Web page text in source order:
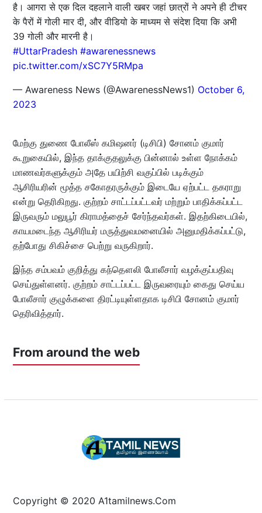
है। आगरा से एक दिल दहलाने वाली खबर जहां छात्रों ने अपने ही टीचर
के पैरों में गोली मार दी, और वीडियो के माध्यम से संदेश दिया कि अभी
39 गोली और मारनी है।
#UttarPradesh #awarenessnews
pic.twitter.com/xSC7Y5RMpa
— Awareness News (@AwarenessNews1) October 6,
2023
மேற்கு துணை போலீஸ் கமிஷனர் (டிசிபி) சோனம் குமார்
கூறுகையில், இந்த தாக்குதலுக்கு பின்னால் உள்ள நோக்கம்
மாணவர்களுக்கும் அதே பயிற்சி வகுப்பில் படிக்கும்
ஆசிரியரின் மூத்த சகோதரருக்கும் இடையே ஏற்பட்ட தகராறு
என்று தெரிகிறது. குற்றம் சாட்டப்பட்டவர் மற்றும் பாதிக்கப்பட்ட
இருவரும் மலுபூர் கிராமத்தைச் சேர்ந்தவர்கள். இதற்கிடையில்,
காயமடைந்த ஆசிரியர் மருத்துவமனையில் அனுமதிக்கப்பட்டு,
தற்போது சிகிச்சை பெற்று வருகிறார்.
இந்த சம்பவம் குறித்து கந்தௌலி போலீசார் வழக்குப்பதிவு
செய்துள்ளனர். குற்றம் சாட்டப்பட்ட இருவரையும் கைது செய்ய
போலீசார் குழுக்களை திரட்டியுள்ளதாக டிசிபி சோனம் குமார்
தெரிவித்தார்.
From around the web
Copyright © 2020 A1tamilnews.Com